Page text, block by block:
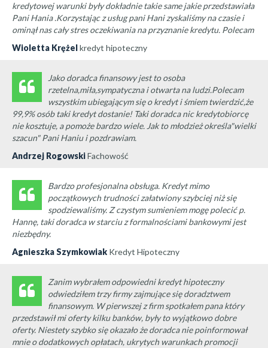
kredytowej warunki były dokładnie takie same jakie przedstawiała
Pani Hania .Korzystając z usług pani Hani zyskaliśmy na czasie i
ominął nas cały stres oczekiwania na przyznanie kredytu. Polecam
Wioletta Krężelkredyt hipoteczny
Jako doradca finansowy jest to osoba
rzetelna,miła,sympatyczna i otwarta na ludzi.Polecam
wszystkim ubiegającym się o kredyt i śmiem twierdzić,że
99,9% osób taki kredyt dostanie! Taki doradca nic kredytobiorcę
nie kosztuje, a pomoże bardzo wiele. Jak to młodzież określa"wielki
szacun" Pani Haniu i pozdrawiam.
Andrzej RogowskiFachowość
Bardzo profesjonalna obsługa. Kredyt mimo
początkowych trudności załatwiony szybciej niż się
spodziewaliśmy. Z czystym sumieniem mogę polecić p.
Hannę, taki doradca w starciu z formalnościami bankowymi jest
niezbędny.
Agnieszka Szymkowiak Kredyt Hipoteczny
Zanim wybrałem odpowiedni kredyt hipoteczny
odwiedziłem trzy firmy zajmujące się doradztwem
finansowym. W pierwszej z firm spotkałem pana który
przedstawił mi oferty kilku banków, były to wyjątkowo dobre
oferty. Niestety szybko się okazało że doradca nie poinformował
mnie o dodatkowych opłatach, ukrytych warunkach promocji